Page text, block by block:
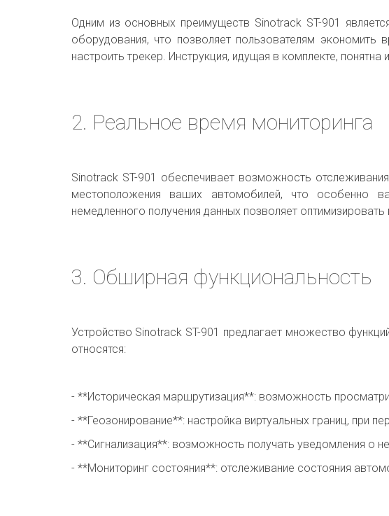
Одним из основных преимуществ Sinotrack ST-901
оборудования, что позволяет пользователям
настроить трекер. Инструкция, идущая в комплекте,
2. Реальное время мониторинга
Sinotrack ST-901 обеспечивает возможность
местоположения ваших автомобилей, что особенно
немедленного получения данных позволяет
3. Обширная функциональность
Устройство Sinotrack ST-901 предлагает множество
относятся:
- **Историческая маршрутизация**: возможность
- **Геозонирование**: настройка виртуальных границ, при
- **Сигнализация**: возможность получать уведомления о
- **Мониторинг состояния**: отслеживание состояния